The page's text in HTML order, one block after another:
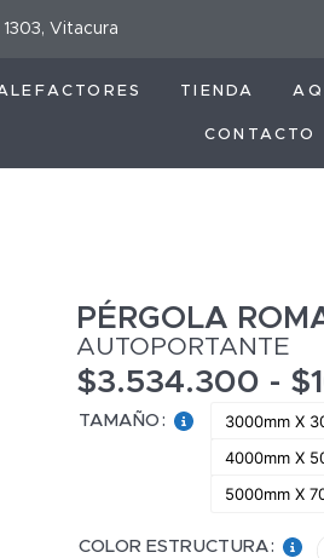
Vitacura
TIENDA
CONTACTO
PÉRGOLA
AUTOPORTANTE
$3.534.300 - $
TAMAÑO : 3000mm X
4000mm X
5000mm X
COLOR ESTRUCTURA: